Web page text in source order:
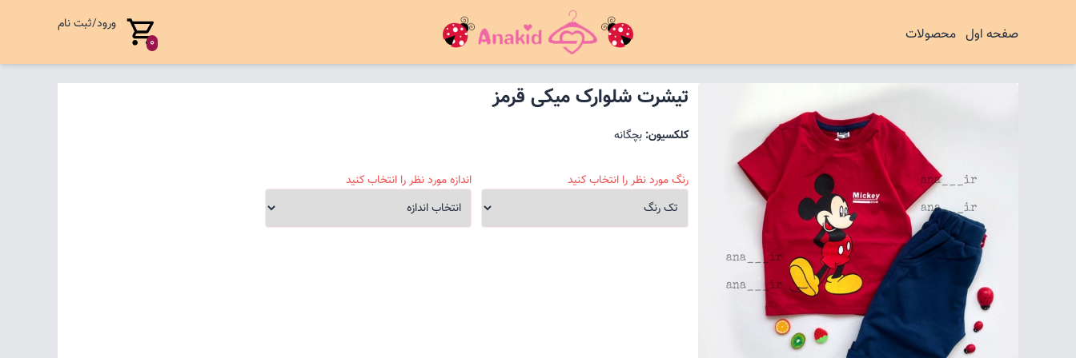
صفحه اول محصولات 0
ورود/ثبت نام
تیشرت شلوارک میکی قرمز
کلکسیون: بچگانه
رنگ مورد نظر را انتخاب کنید اندازه مورد نظر را انتخاب کنید